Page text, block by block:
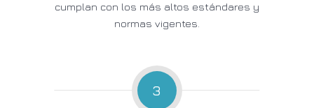
cumplan con los más altos estándares y
normas vigentes.
3